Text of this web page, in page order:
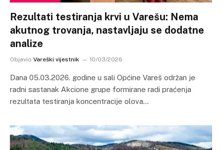
Rezultati testiranja krvi u Varešu: Nema
akutnog trovanja, nastavljaju se dodatne
analize
Objavio Vareški vijestnik 10/03/2026
Dana 05.03.2026. godine u sali Općine Vareš održan je
radni sastanak Akcione grupe formirane radi praćenja
rezultata testiranja koncentracije olova…